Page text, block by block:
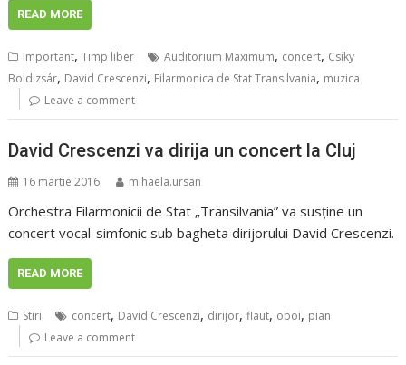
READ MORE
Important,Timp liber Auditorium Maximum, concert, Csíky
Boldizsár, David Crescenzi, Filarmonica de Stat Transilvania, muzica
Leave a comment
David Crescenzi va dirija un concert la Cluj
16 martie 2016 mihaela.ursan
Orchestra Filarmonicii de Stat „Transilvania” va susține un
concert vocal-simfonic sub bagheta dirijorului David Crescenzi.
READ MORE
Stiri concert, David Crescenzi, dirijor,flaut, oboi, pian
Leave a comment